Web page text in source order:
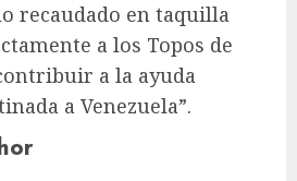
recaudado en taquilla
a los Topos de
a la ayuda
a Venezuela”.